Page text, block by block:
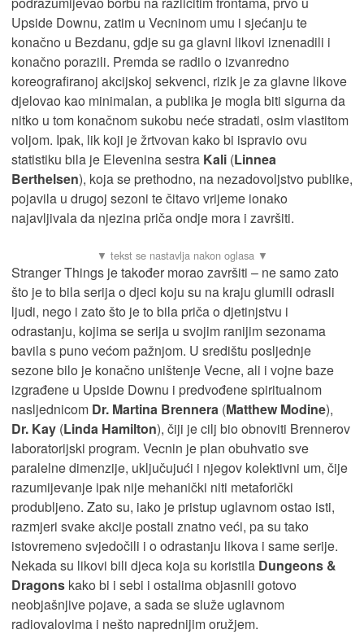
Upside Downu, zatim u Vecninom umu i sjećanju te
konačno u Bezdanu, gdje su ga glavni likovi iznenadili i
konačno porazili. Premda se radilo o izvanredno
koreografiranoj akcijskoj sekvenci, rizik je za glavne likove
djelovao kao minimalan, a publika je mogla biti sigurna da
nitko u tom konačnom sukobu neće stradati, osim vlastitom
voljom. Ipak, lik koji je žrtvovan kako bi ispravio ovu
statistiku bila je Elevenina sestra Kali (Linnea
Berthelsen), koja se prethodno, na nezadovoljstvo publike,
pojavila u drugoj sezoni te čitavo vrijeme ionako
najavljivala da njezina priča ondje mora i završiti.
Stranger Things je također morao završiti – ne samo zato
što je to bila serija o djeci koju su na kraju glumili odrasli
ljudi, nego i zato što je to bila priča o djetinjstvu i
odrastanju, kojima se serija u svojim ranijim sezonama
bavila s puno većom pažnjom. U središtu posljednje
sezone bilo je konačno uništenje Vecne, ali i vojne baze
izgrađene u Upside Downu i predvođene spiritualnom
nasljednicom Dr. Martina Brennera (Matthew Modine),
Dr. Kay (Linda Hamilton), čiji je cilj bio obnoviti Brennerov
laboratorijski program. Vecnin je plan obuhvatio sve
paralelne dimenzije, uključujući i njegov kolektivni um, čije
razumijevanje ipak nije mehanički niti metaforički
produbljeno. Zato su, iako je pristup uglavnom ostao isti,
razmjeri svake akcije postali znatno veći, pa su tako
istovremeno svjedočili i o odrastanju likova i same serije.
Nekada su likovi bili djeca koja su koristila Dungeons &
Dragons kako bi i sebi i ostalima objasnili gotovo
neobjašnjive pojave, a sada se služe uglavnom
radiovalovima i nešto naprednijim oružjem.